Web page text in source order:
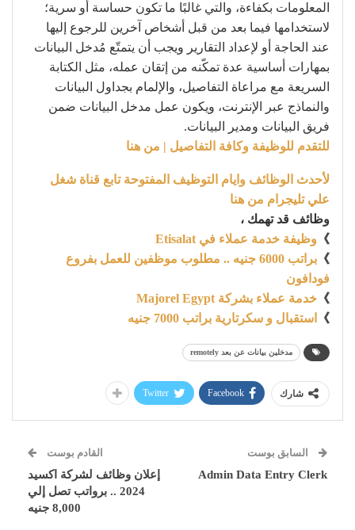
المعلومات بكفاءة، والتي غالبًا ما تكون حساسة أو سرية؛
لاستخدامها فيما بعد من قبل أشخاص آخرين للرجوع إليها
عند الحاجة أو لإعداد التقارير ويجب أن يتمتّع مُدخل البيانات
بمهارات أساسية عدة تمكّنه من إتقان عمله، مثل الكتابة
السريعة مع مراعاة التفاصيل، والإلمام بجداول البيانات
والنماذج عبر الإنترنت، ويكون عمل مدخل البيانات ضمن
فريق البيانات ومدير البيانات.
للتقدم للوظيفة وكافة التفاصيل | من هنا
لأحدث الوظائف وايام التوظيف المفتوحة تابع قناة شغل
علي تليجرام من هنا
وظائف قد تهمك ،
》 وظيفة خدمة عملاء في Etisalat
》
براتب 6000 جنيه .. مطلوب موظفين للعمل بفروع
فودافون
》 خدمة عملاء بشركة Majorel Egypt
》
استقبال و سكرتارية براتب 7000 جنيه
مدخلين بيانات عن بعد remotely
شارك Facebook
Twitter
السابق بوست
Admin Data Entry Clerk
القادم بوست
إعلان وظائف لشركة اكسيد
2024 .. برواتب تصل إلي
8,000 جنيه